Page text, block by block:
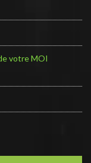
votre MOI